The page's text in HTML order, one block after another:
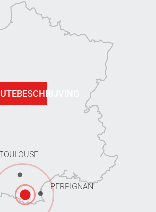
PERPIGNAN